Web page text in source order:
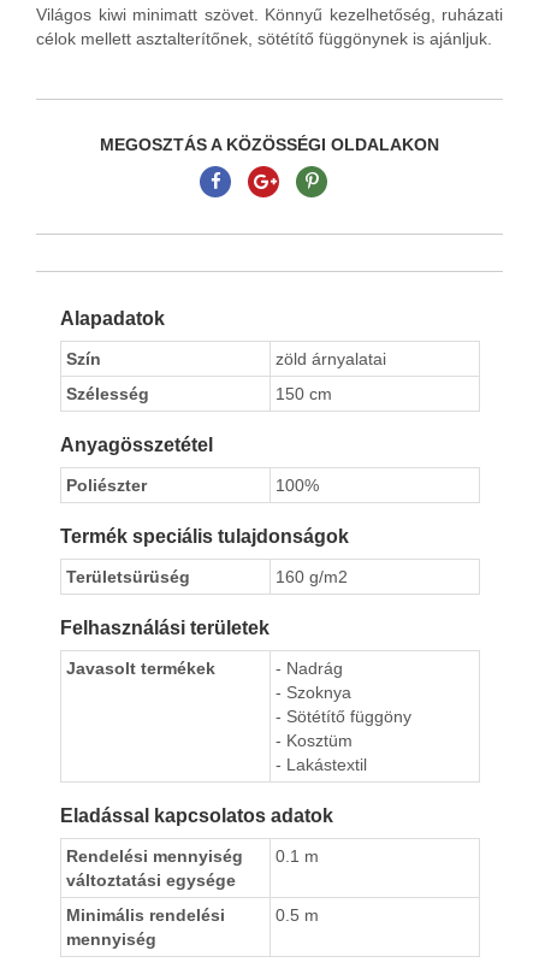
Világos kiwi minimatt szövet. Könnyű kezelhetőség, ruházati
célok mellett asztalterítőnek, sötétítő függönynek is ajánljuk.
MEGOSZTÁS A KÖZÖSSÉGI OLDALAKON
Alapadatok
Szín
zöld árnyalatai
Szélesség
150 cm
Anyagösszetétel
Poliészter 100%
Termék speciális tulajdonságok
Területsürüség 160 g/m2
Felhasználási területek
Javasolt termékek
- Nadrág
- Szoknya
- Sötétítő függöny
- Kosztüm
- Lakástextil
Eladással kapcsolatos adatok
Rendelési mennyiség
változtatási egysége
0.1 m
Minimális rendelési
mennyiség
0.5 m